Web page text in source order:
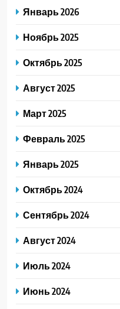
Январь 2026
Ноябрь 2025
Октябрь 2025
Август 2025
Март 2025
Февраль 2025
Январь 2025
Октябрь 2024
Сентябрь 2024
Август 2024
Июль 2024
Июнь 2024